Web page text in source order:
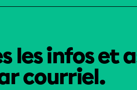
les infos et
courriel.